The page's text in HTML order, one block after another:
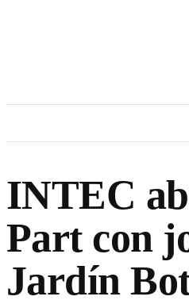
INTEC
Part con
Jardín